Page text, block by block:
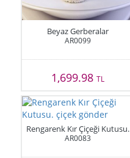
Beyaz Gerberalar
AR0099
1,699.98TL
Rengarenk Kır Çiçeği Kutusu.
AR0083